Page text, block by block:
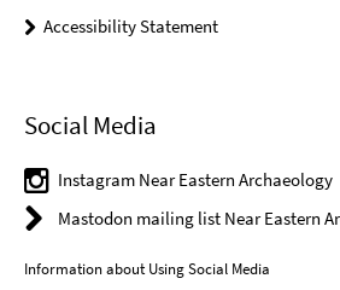
Accessibility Statement
Social Media
Instagram Near Eastern Archaeology
Mastodon mailing list Near Eastern
Information about Using Social Media